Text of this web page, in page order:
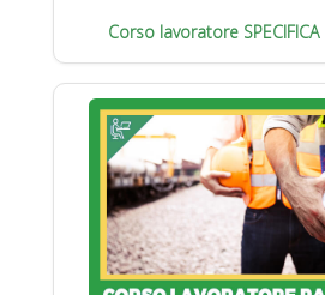
Corso lavoratore SPECIFICA